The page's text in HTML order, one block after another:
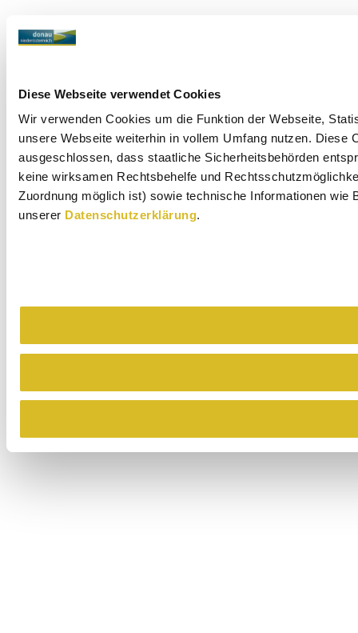
Diese Webseite verwendet Cookies
Wir verwenden Cookies um die Funktion der Webseite,
unsere Webseite weiterhin in vollem Umfang nutzen.
ausgeschlossen, dass staatliche Sicherheitsbehörden
keine wirksamen Rechtsbehelfe und
Zuordnung möglich ist) sowie technische Informationen wie
unserer Datenschutzerklärung.